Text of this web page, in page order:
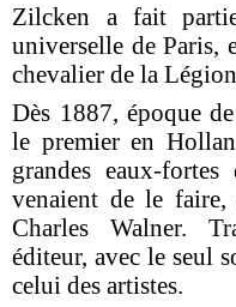
Zilcken a fait
universelle de Paris,
chevalier de la
Dès 1887, époque
le premier en
grandes eaux-
venaient de le faire,
Charles Walner.
éditeur, avec le seul
celui des artistes.